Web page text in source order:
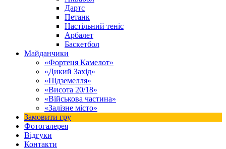
Дартс
Петанк
Настільний теніс
Арбалет
Баскетбол
Майданчики
«Фортеця Камелот»
«Дикий Захід»
«Підземелля»
«Висота 20/18»
«Військова частина»
«Залізне місто»
Замовити гру
Фотогалерея
Відгуки
Контакти